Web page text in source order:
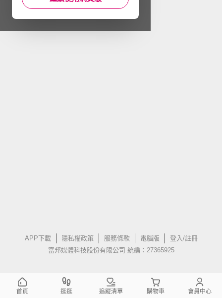
APP下載 隱私權政策 服務條款 電腦版
登入/註冊
富邦媒體科技股份有限公司 統編：27365925
首頁 逛逛 追蹤清單 購物車 會員中心